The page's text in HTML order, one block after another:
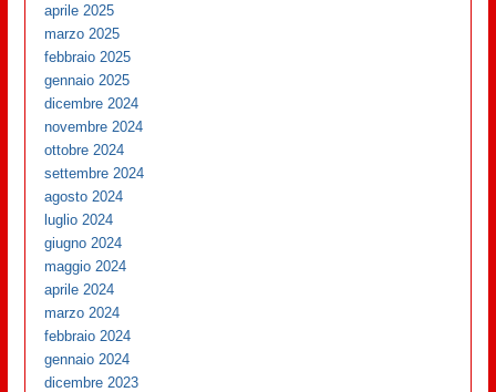
aprile 2025
marzo 2025
febbraio 2025
gennaio 2025
dicembre 2024
novembre 2024
ottobre 2024
settembre 2024
agosto 2024
luglio 2024
giugno 2024
maggio 2024
aprile 2024
marzo 2024
febbraio 2024
gennaio 2024
dicembre 2023